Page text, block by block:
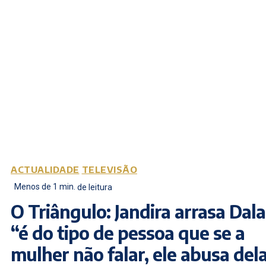
ACTUALIDADE TELEVISÃO
Menos de 1 min. de leitura
O Triângulo: Jandira arrasa
“é do tipo de pessoa que se a
mulher não falar, ele abusa